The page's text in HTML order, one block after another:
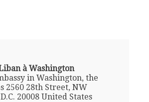
à Washington
in Washington, the
2560 28th Street, NW
20008 United States